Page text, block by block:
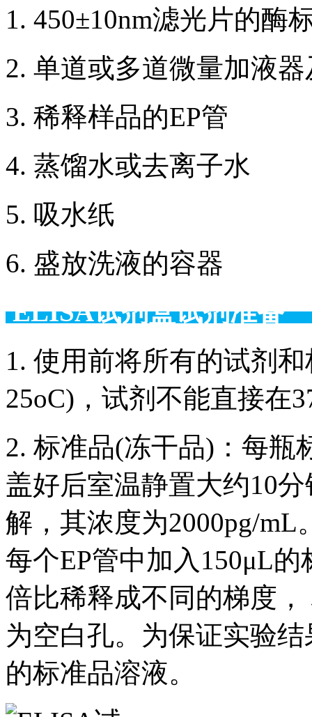
1. 450±10nm滤光片的酶
2. 单道或多道微量加液
3. 稀释样品的EP管
4. 蒸馏水或去离子水
5. 吸水纸
6. 盛放洗液的容器
ELISA试剂盒试剂准备
1. 使用前将所有的试剂
25oC)，试剂不能直接在
2. 标准品(冻干品)：每瓶
盖好后室温静置大约10
解，其浓度为2000pg/mL
每个EP管中加入150μL
倍比稀释成不同的梯度
为空白孔。为保证实验
的标准品溶液。